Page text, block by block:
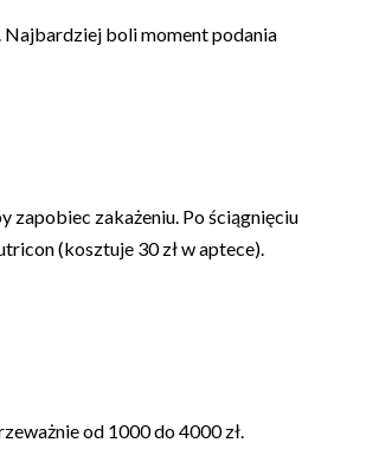
Najbardziej boli moment podania
zapobiec zakażeniu. Po ściągnięciu
(kosztuje 30 zł w aptece).
od 1000 do 4000 zł.